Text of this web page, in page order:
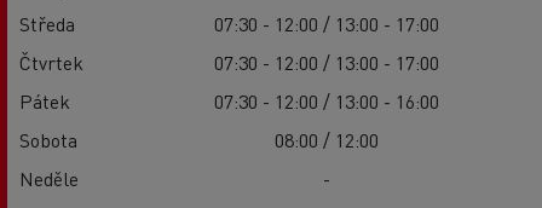
Středa
07:30 - 12:00 / 13:00 - 17:00
Čtvrtek
07:30 - 12:00 / 13:00 - 17:00
Pátek
07:30 - 12:00 / 13:00 - 16:00
Sobota
08:00 / 12:00
Neděle
-